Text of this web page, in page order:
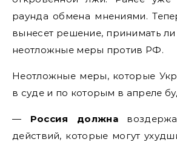
раунда обмена мнениями.
вынесет решение, принимать
неотложные меры против РФ.
Неотложные меры, которые
в суде и по которым в апреле
— Россия должна
действий, которые могут